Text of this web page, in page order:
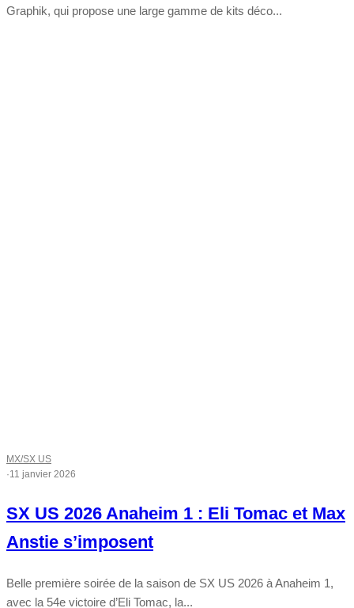
Graphik, qui propose une large gamme de kits déco...
MX/SX US
·11 janvier 2026
SX US 2026 Anaheim 1 : Eli Tomac et Max
Anstie s’imposent
Belle première soirée de la saison de SX US 2026 à Anaheim 1,
avec la 54e victoire d’Eli Tomac, la...